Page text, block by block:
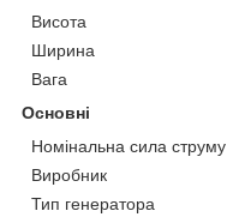
Висота
Ширина
Вага
Основні
Номінальна сила струму
Виробник
Тип генератора